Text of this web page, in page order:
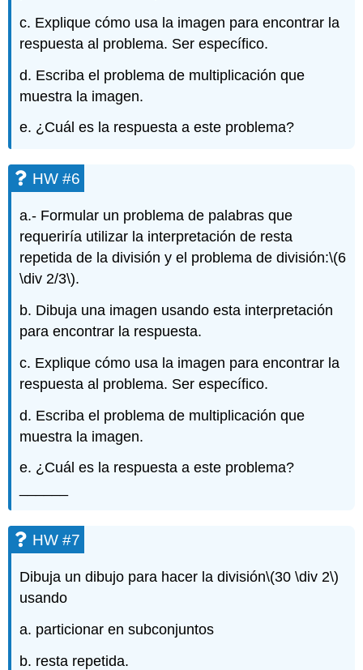
c. Explique cómo usa la imagen para encontrar la
respuesta al problema. Ser específico.
d. Escriba el problema de multiplicación que
muestra la imagen.
e. ¿Cuál es la respuesta a este problema?
HW #6
a.- Formular un problema de palabras que
requeriría utilizar la interpretación de resta
repetida de la división y el problema de división:\(6
\div 2/3\).
b. Dibuja una imagen usando esta interpretación
para encontrar la respuesta.
c. Explique cómo usa la imagen para encontrar la
respuesta al problema. Ser específico.
d. Escriba el problema de multiplicación que
muestra la imagen.
e. ¿Cuál es la respuesta a este problema?
HW #7
Dibuja un dibujo para hacer la división\(30 \div 2\)
usando
a. particionar en subconjuntos
b. resta repetida.